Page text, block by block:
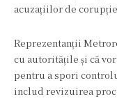
acuzațiilor de
Reprezentanții
cu autoritățile și că
pentru a spori
includ revizuirea